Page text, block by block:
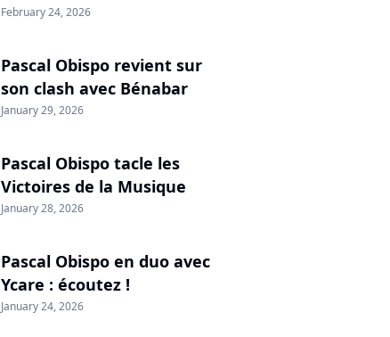
February 24, 2026
Pascal Obispo revient sur
son clash avec Bénabar
January 29, 2026
Pascal Obispo tacle les
Victoires de la Musique
January 28, 2026
Pascal Obispo en duo avec
Ycare : écoutez !
January 24, 2026